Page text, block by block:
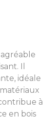
Il
idéale
à
en bois